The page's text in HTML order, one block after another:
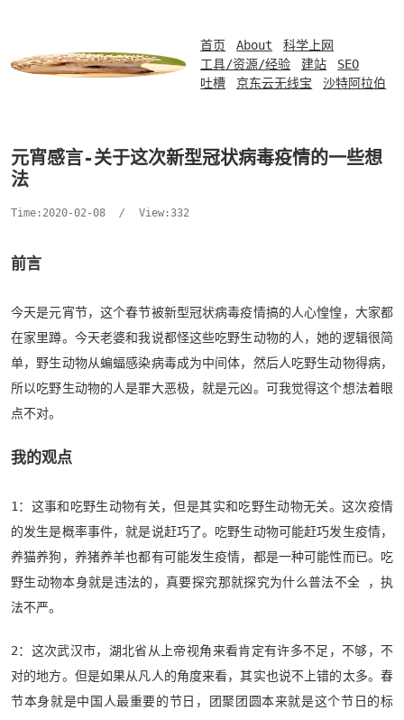
首页 About
科学上网
工具/资源/经验
建站
SEO
吐槽
京东云无线宝 沙特阿拉伯
元宵感言-关于这次新型冠状病毒疫情的一些想
法
Time:2020-02-08 / View:332
前言
今天是元宵节，这个春节被新型冠状病毒疫情搞的人心惶惶，大家都
在家里蹲。今天老婆和我说都怪这些吃野生动物的人，她的逻辑很简
单，野生动物从蝙蝠感染病毒成为中间体，然后人吃野生动物得病，
所以吃野生动物的人是罪大恶极，就是元凶。可我觉得这个想法着眼
点不对。
我的观点
1：这事和吃野生动物有关，但是其实和吃野生动物无关。这次疫情
的发生是概率事件，就是说赶巧了。吃野生动物可能赶巧发生疫情，
养猫养狗，养猪养羊也都有可能发生疫情，都是一种可能性而已。吃
野生动物本身就是违法的，真要探究那就探究为什么普法不全 ，执
法不严。
2：这次武汉市，湖北省从上帝视角来看肯定有许多不足，不够，不
对的地方。但是如果从凡人的角度来看，其实也说不上错的太多。春
节本身就是中国人最重要的节日，团聚团圆本来就是这个节日的标